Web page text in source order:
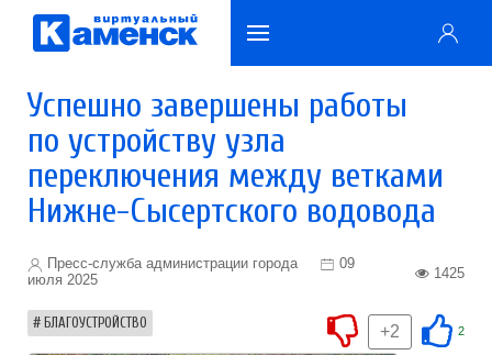
Успешно завершены работы
по устройству узла
переключения между ветками
Нижне-Сысертского водовода
Пресс-служба администрации города
09
июля 2025
1425
БЛАГОУСТРОЙСТВО 2
+2